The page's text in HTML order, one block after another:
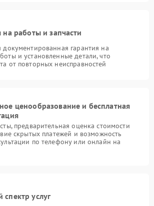
на работы и запчасти
документированная гарантия на
и установленные детали, что
от повторных неисправностей
ценообразование и бесплатная
предварительная оценка стоимости
скрытых платежей и возможность
по телефону или онлайн на
услуг